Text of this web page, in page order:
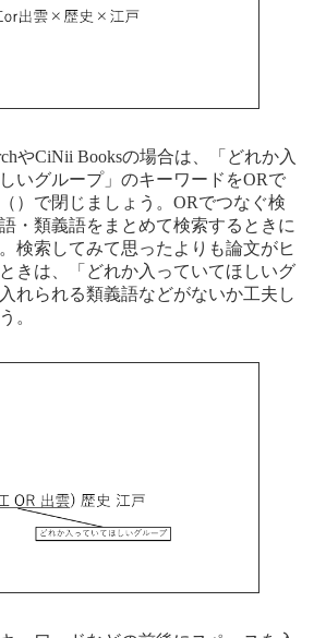
やCiNii Booksの場合は、「どれか入
いグループ」のキーワードをORで
）で閉じましょう。ORでつなぐ検
・類義語をまとめて検索するときに
検索してみて思ったよりも論文がヒ
きは、「どれか入っていてほしいグ
れられる類義語などがないか工夫し
。